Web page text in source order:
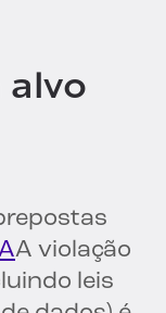
alvo
A violação
leis